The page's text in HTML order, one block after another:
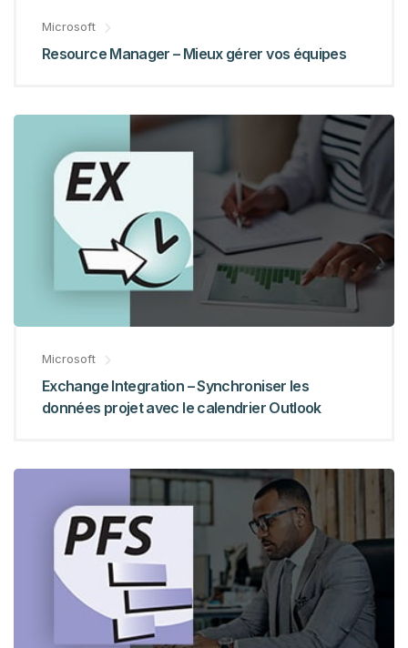
Microsoft
Resource Manager – Mieux gérer vos équipes
Microsoft
Exchange Integration – Synchroniser les
données projet avec le calendrier Outlook